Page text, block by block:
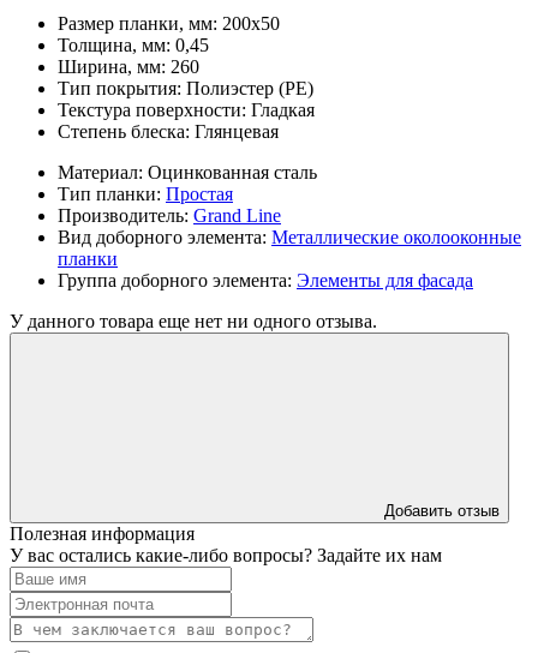
Размер планки, мм: 200х50
Толщина, мм: 0,45
Ширина, мм: 260
Тип покрытия: Полиэстер (PE)
Текстура поверхности: Гладкая
Степень блеска: Глянцевая
Материал: Оцинкованная сталь
Тип планки: Простая
Производитель: Grand Line
Вид доборного элемента: Металлические околооконные
планки
Группа доборного элемента: Элементы для фасада
У данного товара еще нет ни одного отзыва.
Добавить отзыв
Полезная информация
У вас остались какие-либо вопросы? Задайте их нам